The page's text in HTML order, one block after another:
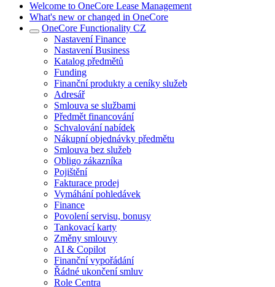
Welcome to OneCore Lease Management
What's new or changed in OneCore
OneCore Functionality CZ
Nastavení Finance
Nastavení Business
Katalog předmětů
Funding
Finanční produkty a ceníky služeb
Adresář
Smlouva se službami
Předmět financování
Schvalování nabídek
Nákupní objednávky předmětu
Smlouva bez služeb
Obligo zákazníka
Pojištění
Fakturace prodej
Vymáhání pohledávek
Finance
Povolení servisu, bonusy
Tankovací karty
Změny smlouvy
AI & Copilot
Finanční vypořádání
Řádné ukončení smluv
Role Centra